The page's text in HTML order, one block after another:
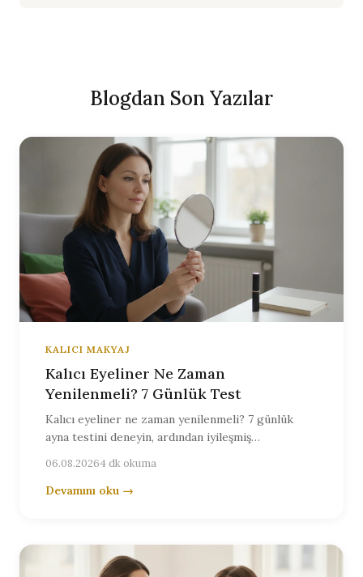
Blogdan Son Yazılar
KALICI MAKYAJ
Kalıcı Eyeliner Ne Zaman
Yenilenmeli? 7 Günlük Test
Kalıcı eyeliner ne zaman yenilenmeli? 7 günlük
ayna testini deneyin, ardından iyileşmiş
06.08.20264 dk okuma
Devamını oku →